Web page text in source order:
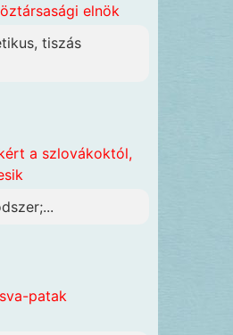
elnök
tiszás
a szlovákoktól,
patak